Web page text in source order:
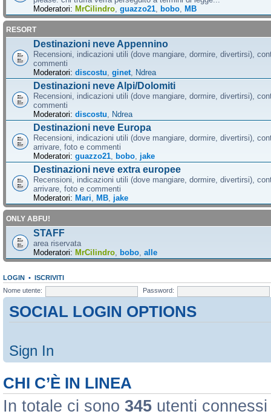
Moderatori: MrCilindro guazzo21 bobo MB
RESORT
Destinazioni neve Appennino
Recensioni, indicazioni utili (dove mangiare, dormire, divertirsi),
commenti
Moderatori: discostu ginet Ndrea
Destinazioni neve Alpi/Dolomiti
Recensioni, indicazioni utili (dove mangiare, dormire, divertirsi),
commenti
Moderatori: discostu Ndrea
Destinazioni neve Europa
Recensioni, indicazioni utili (dove mangiare, dormire, divertirsi),
arrivare, foto e commenti
Moderatori: guazzo21 bobo jake
Destinazioni neve extra europee
Recensioni, indicazioni utili (dove mangiare, dormire, divertirsi),
arrivare, foto e commenti
Moderatori: Mari MB jake
ONLY ABFU!
STAFF
area riservata
Moderatori: MrCilindro bobo alle
LOGIN • ISCRIVITI
Nome utente:
Password:
SOCIAL LOGIN OPTIONS
Sign In
CHI C’È IN LINEA
In totale ci sono 345 utenti